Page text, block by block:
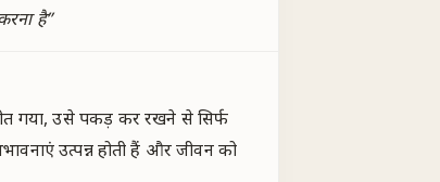
है”
गया, उसे पकड़ कर रखने से सिर्फ
उत्पन्न होती हैं और जीवन को